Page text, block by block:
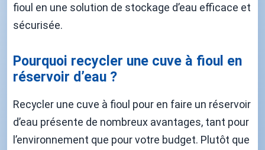
fioul en une solution de stockage d’eau efficace et
sécurisée.
Pourquoi recycler une cuve à fioul en
réservoir d’eau ?
Recycler une cuve à fioul pour en faire un réservoir
d’eau présente de nombreux avantages, tant pour
l’environnement que pour votre budget. Plutôt que